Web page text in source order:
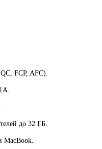
FCP, AFC).
до 32 ГБ.
MacBook.